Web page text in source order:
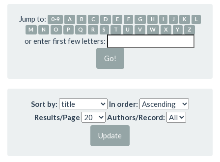
Jump to: 0-9 A B C D E F G H I J K
L
M
N O P Q R S T U V W X Y Z
or enter first few letters:
Sort by:
In order:
Results/Page
Authors/Record: